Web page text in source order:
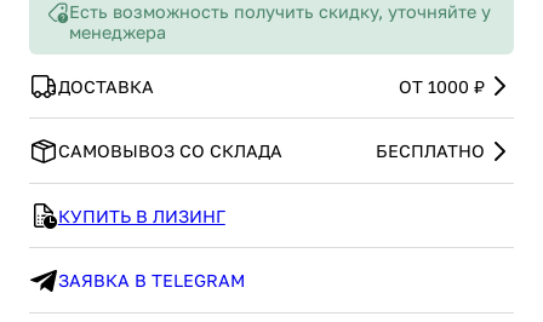
Есть возможность получить скидку, уточняйте у
менеджера
ДОСТАВКА ОТ 1000 ₽
САМОВЫВОЗ СО СКЛАДА БЕСПЛАТНО
КУПИТЬ В ЛИЗИНГ
ЗАЯВКА В TELEGRAM